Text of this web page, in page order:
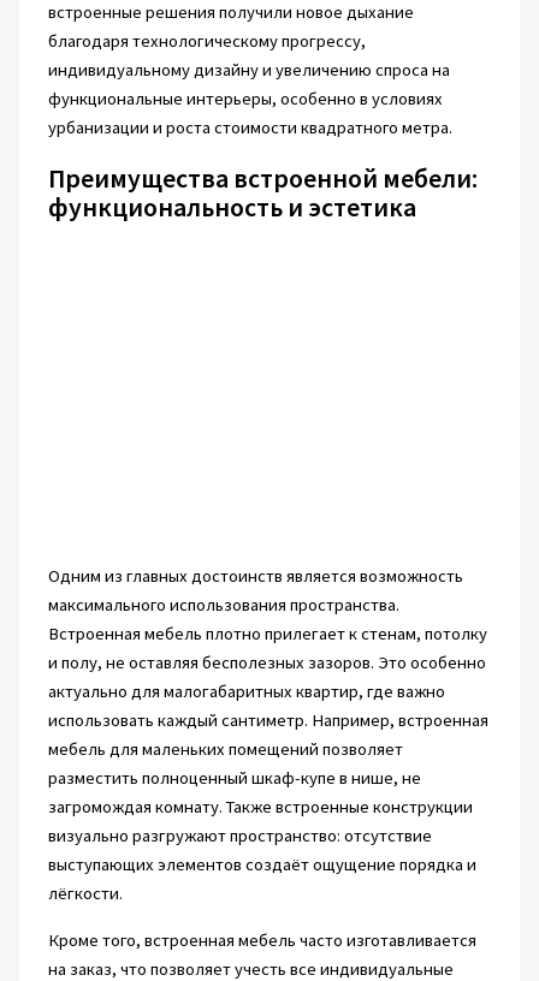
встроенные решения получили новое дыхание
благодаря технологическому прогрессу,
индивидуальному дизайну и увеличению спроса на
функциональные интерьеры, особенно в условиях
урбанизации и роста стоимости квадратного метра.
Преимущества встроенной мебели:
функциональность и эстетика
Одним из главных достоинств является возможность
максимального использования пространства.
Встроенная мебель плотно прилегает к стенам, потолку
и полу, не оставляя бесполезных зазоров. Это особенно
актуально для малогабаритных квартир, где важно
использовать каждый сантиметр. Например, встроенная
мебель для маленьких помещений позволяет
разместить полноценный шкаф-купе в нише, не
загромождая комнату. Также встроенные конструкции
визуально разгружают пространство: отсутствие
выступающих элементов создаёт ощущение порядка и
лёгкости.
Кроме того, встроенная мебель часто изготавливается
на заказ, что позволяет учесть все индивидуальные